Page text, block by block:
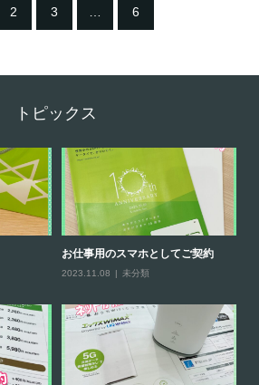
2 3 6
トピックス
お仕事用のスマホとしてご契約
2023.11.08 未分類